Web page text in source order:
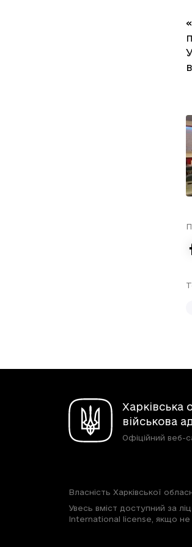
Харківська
військова
Офіційний веб-
Власність Харківської
Увесь вміст доступний за
International license, якщо не